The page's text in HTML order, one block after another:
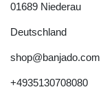
01689 Niederau
Deutschland
shop@banjado.com
+4935130708080